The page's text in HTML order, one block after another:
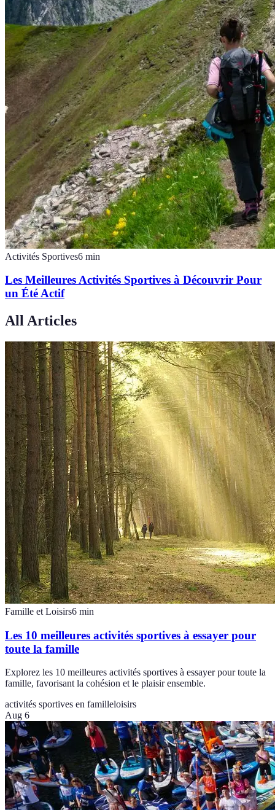
Activités Sportives6 min
Les Meilleures Activités Sportives à Découvrir Pour
un Été Actif
All Articles
Famille et Loisirs6 min
Les 10 meilleures activités sportives à essayer pour
toute la famille
Explorez les 10 meilleures activités sportives à essayer pour toute la
famille, favorisant la cohésion et le plaisir ensemble.
activités sportives en familleloisirs
Aug 6